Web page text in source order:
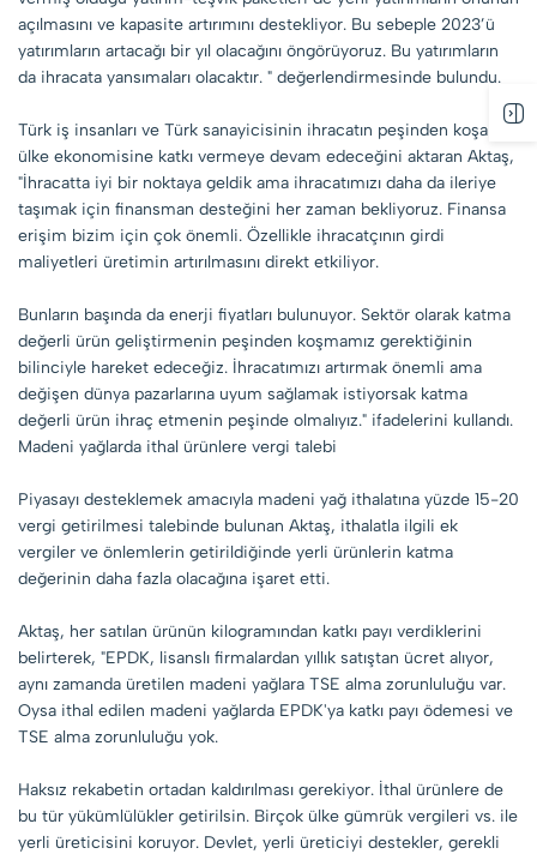
açılmasını ve kapasite artırımını destekliyor. Bu sebeple 2023’ü
yatırımların artacağı bir yıl olacağını öngörüyoruz. Bu yatırımların
da ihracata yansımaları olacaktır. " değerlendirmesinde bulundu.
Türk iş insanları ve Türk sanayicisinin ihracatın peşinden koşarak
ülke ekonomisine katkı vermeye devam edeceğini aktaran Aktaş,
"İhracatta iyi bir noktaya geldik ama ihracatımızı daha da ileriye
taşımak için finansman desteğini her zaman bekliyoruz. Finansa
erişim bizim için çok önemli. Özellikle ihracatçının girdi
maliyetleri üretimin artırılmasını direkt etkiliyor.
Bunların başında da enerji fiyatları bulunuyor. Sektör olarak katma
değerli ürün geliştirmenin peşinden koşmamız gerektiğinin
bilinciyle hareket edeceğiz. İhracatımızı artırmak önemli ama
değişen dünya pazarlarına uyum sağlamak istiyorsak katma
değerli ürün ihraç etmenin peşinde olmalıyız." ifadelerini kullandı.
Madeni yağlarda ithal ürünlere vergi talebi
Piyasayı desteklemek amacıyla madeni yağ ithalatına yüzde 15-20
vergi getirilmesi talebinde bulunan Aktaş, ithalatla ilgili ek
vergiler ve önlemlerin getirildiğinde yerli ürünlerin katma
değerinin daha fazla olacağına işaret etti.
Aktaş, her satılan ürünün kilogramından katkı payı verdiklerini
belirterek, "EPDK, lisanslı firmalardan yıllık satıştan ücret alıyor,
aynı zamanda üretilen madeni yağlara TSE alma zorunluluğu var.
Oysa ithal edilen madeni yağlarda EPDK'ya katkı payı ödemesi ve
TSE alma zorunluluğu yok.
Haksız rekabetin ortadan kaldırılması gerekiyor. İthal ürünlere de
bu tür yükümlülükler getirilsin. Birçok ülke gümrük vergileri vs. ile
yerli üreticisini koruyor. Devlet, yerli üreticiyi destekler, gerekli